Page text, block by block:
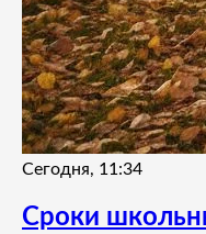
Сегодня, 11:34
Сроки